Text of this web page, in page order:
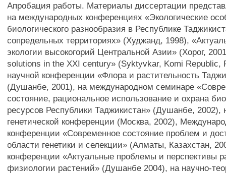
Апробация работы. Материалы диссертации
на международных конференциях «Экологические
биологического разнообразия в Республике
сопредельных территориях» (Худжанд, 1998),
экологии высокогорий Центральной Азии» (Хорог,
solutions in the XXI century» (Syktyvkar, Komi Republic,
научной конференции «Флора и растительность
(Душанбе, 2001), на международном семинаре
состояние, рациональное использование и охрана
ресурсов Республики Таджикистан» (Душанбе, 2002),
генетической конференции (Москва, 2002),
конференции «Современное состояние проблем и
области генетики и селекции» (Алматы, Казахстан,
конференции «Актуальные проблемы и перспективы
физиологии растений» (Душанбе 2004), на научно-